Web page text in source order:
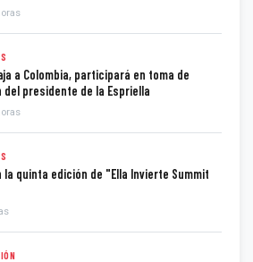
a Colombia, participará en toma de
del presidente de la Espriella
la quinta edición de "Ella Invierte Summit